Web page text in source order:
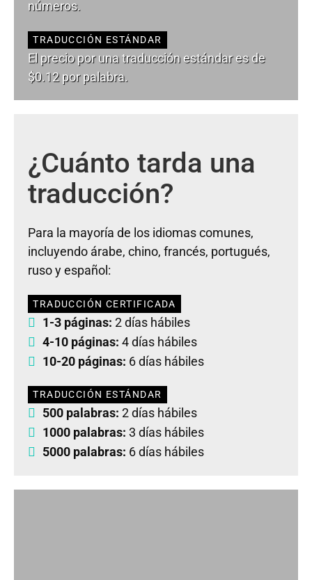
números.
TRADUCCIÓN ESTÁNDAR
El precio por una traducción estándar es de
$0.12 por palabra.
¿Cuánto tarda una
traducción?
Para la mayoría de los idiomas comunes,
incluyendo árabe, chino, francés, portugués,
ruso y español:
TRADUCCIÓN CERTIFICADA
1-3 páginas: 2 días hábiles
4-10 páginas: 4 días hábiles
10-20 páginas: 6 días hábiles
TRADUCCIÓN ESTÁNDAR
500 palabras: 2 días hábiles
1000 palabras: 3 días hábiles
5000 palabras: 6 días hábiles